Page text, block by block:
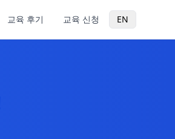
교육 후기 교육 신청 EN